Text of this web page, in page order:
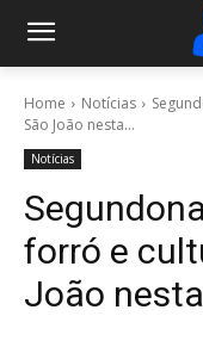
Home Notícias
São João nesta...
Notícias
forró e
João